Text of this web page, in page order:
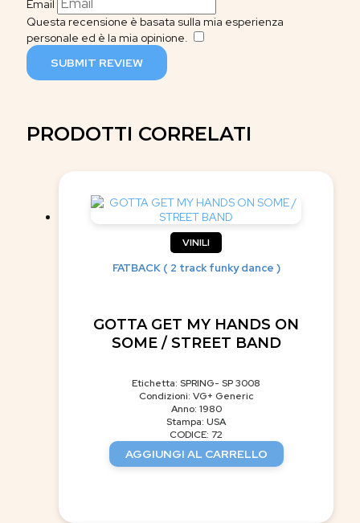
Email
Questa recensione è basata sulla mia esperienza
personale ed è la mia opinione.
SUBMIT REVIEW
PRODOTTI CORRELATI
VINILI
FATBACK ( 2 track funky dance )
GOTTA GET MY HANDS ON
SOME / STREET BAND
Etichetta: SPRING- SP 3008
Condizioni: VG+ Generic
Anno: 1980
Stampa: USA
CODICE: 72
AGGIUNGI AL CARRELLO